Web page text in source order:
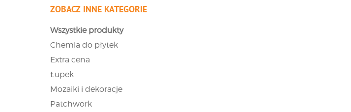
ZOBACZ INNE KATEGORIE
Wszystkie produkty
Chemia do płytek
Extra cena
Łupek
Mozaiki i dekoracje
Patchwork